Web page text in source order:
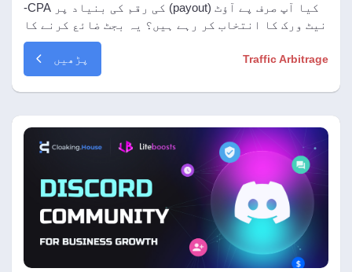
کیا آپ صرف پے آؤٹ (payout) کی رقم کی بنیاد پر CPA-
نیٹ ورک کا انتخاب کر رہے ہیں؟ یہ بجٹ ضائع کرنے کا
سیدھا راستہ ہے! ہماری مکمل گائیڈ پڑھیں: کسی
ایفیلی ایٹ پروگرام کی قابلِ اعتمادی کو جامع طور
پر کیسے چیک کریں، سخت شیو (shave) سے کیسے بچیں،
ہولڈ کی اصل شرائط کا اندازہ کیسے لگائیں اور
Traffic Arbitrage پڑھیں